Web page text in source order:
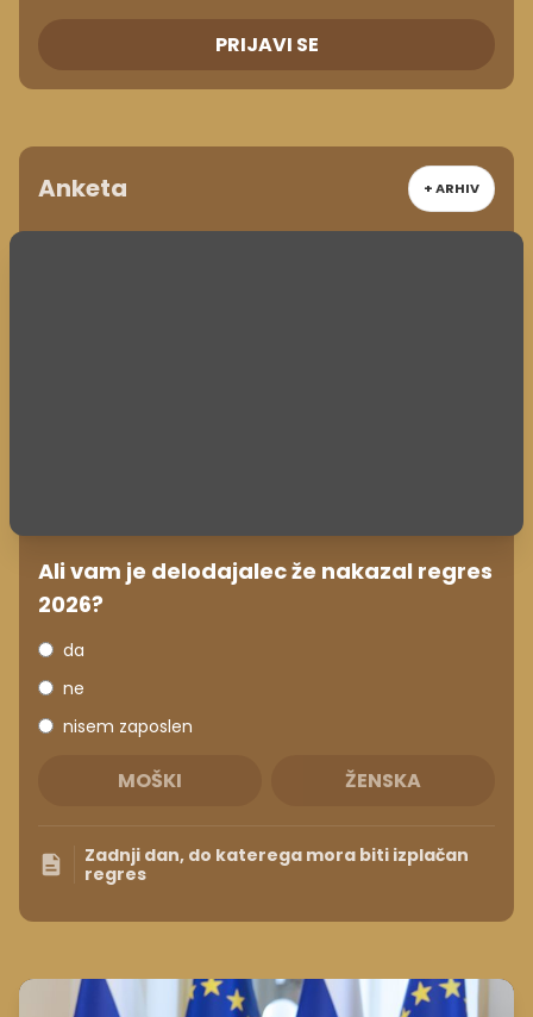
PRIJAVI SE
Anketa + ARHIV
Ali vam je delodajalec že nakazal regres
2026?
da
ne
nisem zaposlen
MOŠKI ŽENSKA
Zadnji dan, do katerega mora biti izplačan
regres